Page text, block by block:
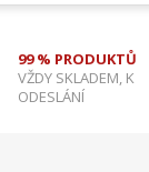
99 % PRODUKTŮ
VŽDY SKLADEM, K
ODESLÁNÍ